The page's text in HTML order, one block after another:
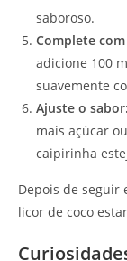
saboroso.
Complete
adicione 100
suavemente
Ajuste o sabor:
mais açúcar
caipirinha
Depois de seguir
licor de coco